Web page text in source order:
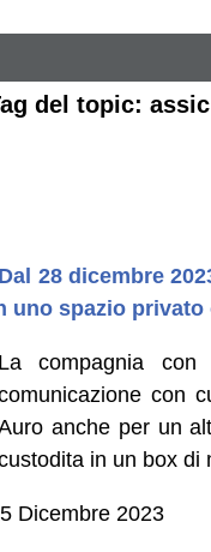
del topic:
Dal 28 dicembre
uno spazio privato
La compagnia
con
anche per un
in un box di
Dicembre 2023